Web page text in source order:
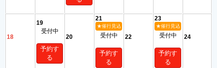
18
19
受付中
予約す
る
20
21
★催行見込
受付中
予約す
る
22
23
★催行見込
受付中
予約す
る
24